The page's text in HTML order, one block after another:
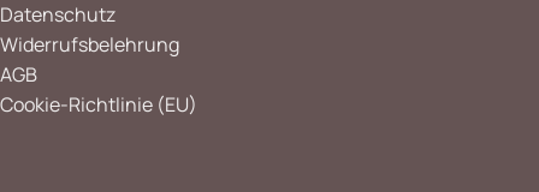
Datenschutz
Widerrufsbelehrung
AGB
Cookie-Richtlinie (EU)